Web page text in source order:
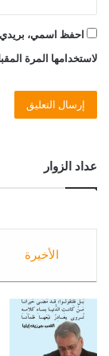
احفظ اسمي، بريدي
لاستخدامها المرة
عداد الزوار
الأخيرة